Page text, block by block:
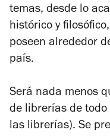
temas, desde lo
histórico y
poseen alrededor
país.
Será nada menos
de librerías de
las librerías). Se